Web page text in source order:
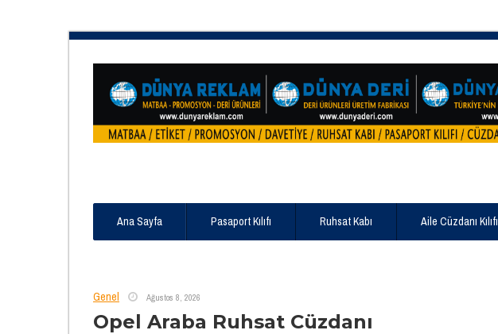
Ana Sayfa Pasaport Kılıfı Ruhsat Kabı Aile Cüzdanı Kılıfı
Genel Ağustos 8, 2026
Opel Araba Ruhsat Cüzdanı